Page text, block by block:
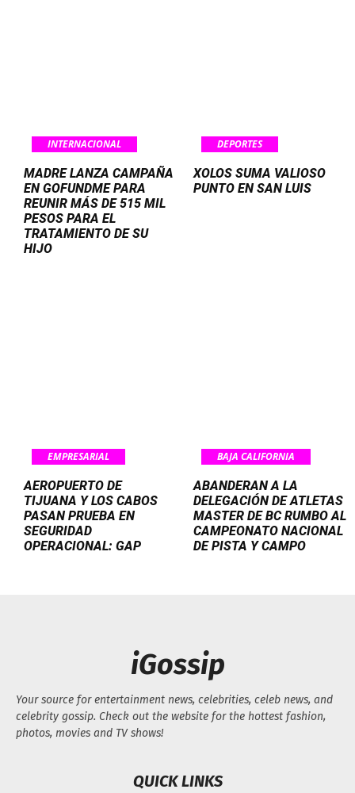
INTERNACIONAL
MADRE LANZA CAMPAÑA
EN GOFUNDME PARA
REUNIR MÁS DE 515 MIL
PESOS PARA EL
TRATAMIENTO DE SU
HIJO
DEPORTES
XOLOS SUMA VALIOSO
PUNTO EN SAN LUIS
EMPRESARIAL
AEROPUERTO DE
TIJUANA Y LOS CABOS
PASAN PRUEBA EN
SEGURIDAD
OPERACIONAL: GAP
BAJA CALIFORNIA
ABANDERAN A LA
DELEGACIÓN DE ATLETAS
MASTER DE BC RUMBO AL
CAMPEONATO NACIONAL
DE PISTA Y CAMPO
iGossip
Your source for entertainment news, celebrities, celeb news, and
celebrity gossip. Check out the website for the hottest fashion,
photos, movies and TV shows!
QUICK LINKS